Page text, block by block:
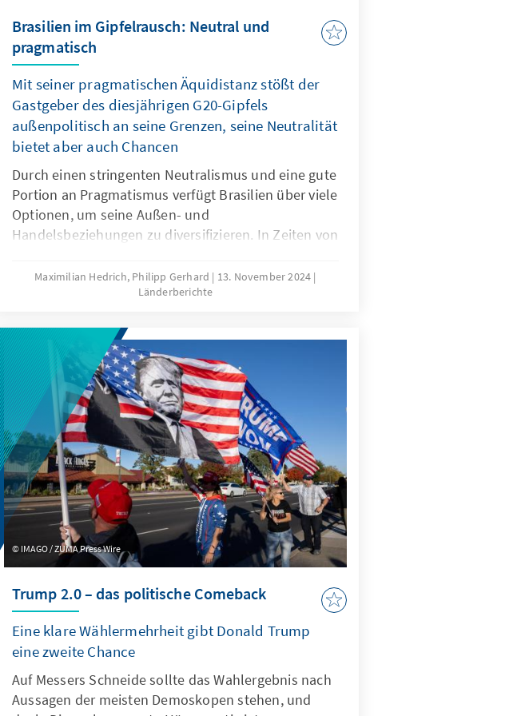
Brasilien im Gipfelrausch: Neutral und
pragmatisch
Mit seiner pragmatischen Äquidistanz stößt der
Gastgeber des diesjährigen G20-Gipfels
außenpolitisch an seine Grenzen, seine Neutralität
bietet aber auch Chancen
Durch einen stringenten Neutralismus und eine gute
Portion an Pragmatismus verfügt Brasilien über viele
Optionen, um seine Außen- und
Handelsbeziehungen zu diversifizieren. In Zeiten von
ihre Grenzen. Die eskalierenden weltweiten
Konflikte erfordern deutliche Bekenntnisse und
genauestens abzuwägen und enge Bindungen
werden schwieriger – und zwar in alle
Himmelsrichtungen. Brasilien ist ein gefragter
Partner, der im brasilianischen G20-Jahr
selbstbewusst auf der internationalen Bühne
auftritt. Deutschland und Europa sind gut beraten,
die noch offenen Türen nicht zu schließen.
Maximilian Hedrich, Philipp Gerhard
13. November 2024
Länderberichte
IMAGO / ZUMA Press Wire
Trump 2.0 – das politische Comeback
Eine klare Wählermehrheit gibt Donald Trump
eine zweite Chance
Auf Messers Schneide sollte das Wahlergebnis nach
Aussagen der meisten Demoskopen stehen, und